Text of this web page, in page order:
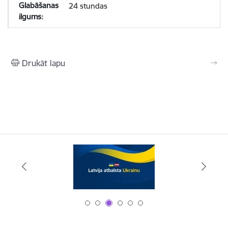
24 stundas
Drukāt lapu